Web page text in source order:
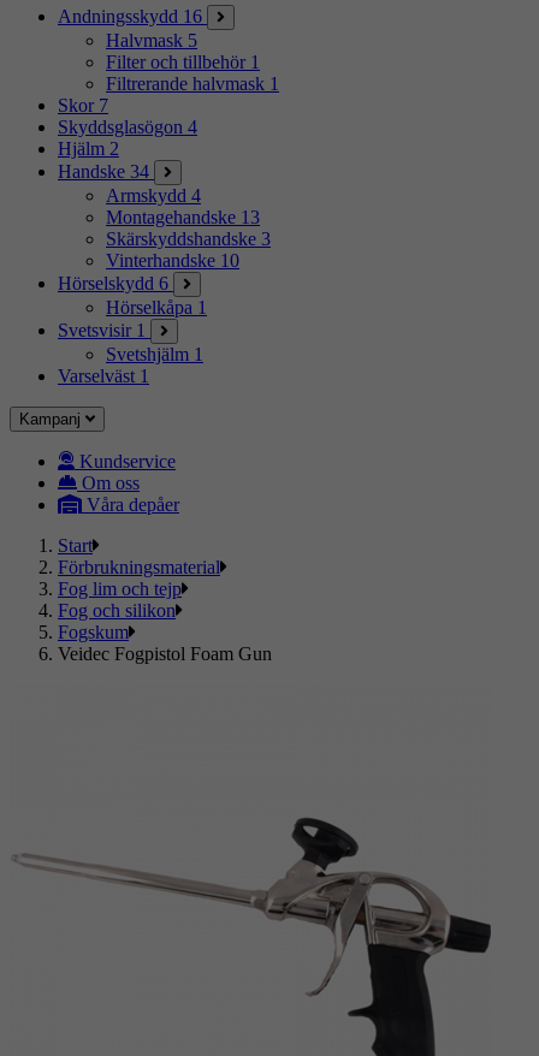
Andningsskydd 16
Halvmask 5
Filter och tillbehör 1
Filtrerande halvmask 1
Skor 7
Skyddsglasögon 4
Hjälm 2
Handske 34
Armskydd 4
Montagehandske 13
Skärskyddshandske 3
Vinterhandske 10
Hörselskydd 6
Hörselkåpa 1
Svetsvisir 1
Svetshjälm 1
Varselväst 1
Kampanj
Kundservice
Om oss
Våra depåer
Start
Förbrukningsmaterial
Fog lim och tejp
Fog och silikon
Fogskum
Veidec Fogpistol Foam Gun